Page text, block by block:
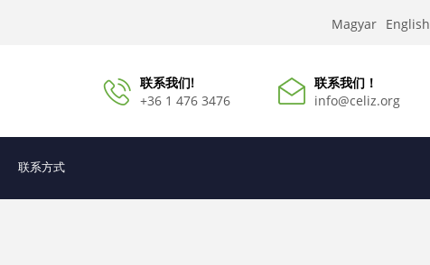
Magyar English
联系我们!
+36 1 476 3476
联系我们！
info@celiz.org
联系方式